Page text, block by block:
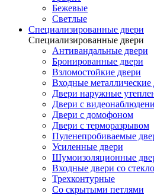
Бежевые
Светлые
Специализированные двери
Специализированные двери
Антивандальные двери
Бронированные двери
Взломостойкие двери
Входные металлические
Двери наружные
Двери с
Двери с домофоном
Двери с терморазрывом
Пуленепробиваемые
Усиленные двери
Шумоизоляционные
Входные двери со
Трехконтурные
Со скрытыми петлями